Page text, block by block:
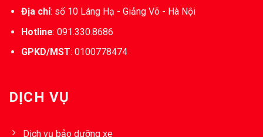
Địa chỉ: số 10 Láng Hạ - Giảng Võ - Hà Nội
Hotline: 091.330.8686
GPKD/MST: 0100778474
DỊCH VỤ
Dịch vụ bảo dưỡng xe